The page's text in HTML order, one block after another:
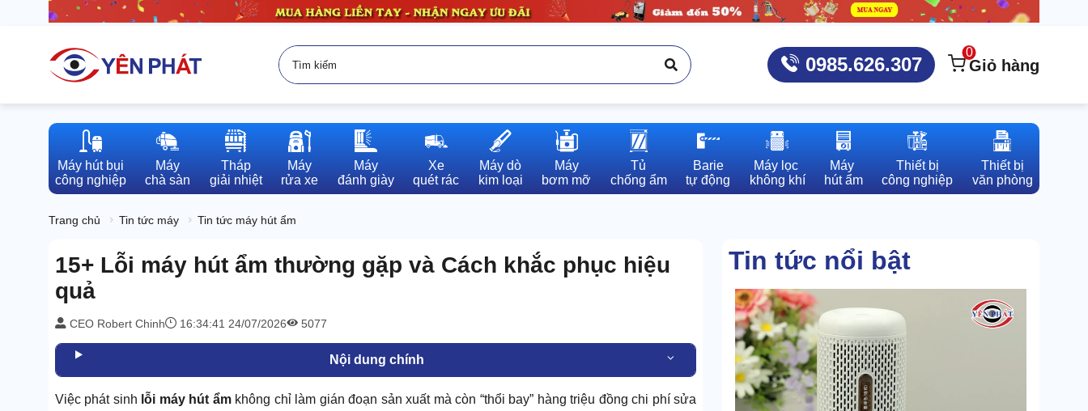
0985.626.307
0
Giỏ hàng
Máy hút bụi
công nghiệp
Máy
chà sàn
Tháp
giải nhiệt
Máy
rửa xe
Máy
đánh giày
Xe
quét rác
Máy dò
kim loại
Máy
bơm mỡ
Tủ
chống ẩm
Barie
tự động
Máy lọc
không khí
Máy
hút ẩm
Thiết bị
công nghiệp
Thiết bị
văn phòng
Trang chủ Tin tức máy Tin tức máy hút ẩm
15+ Lỗi máy hút ẩm thường gặp và Cách khắc phục hiệu
quả
CEO Robert Chinh 16:34:41 24/07/2026 5077
Nội dung chính
Việc phát sinh lỗi máy hút ẩmkhông chỉ làm gián đoạn sản xuất mà còn “thổi bay” hàng triệu đồng chi phí sửa
Tin tức nổi bật